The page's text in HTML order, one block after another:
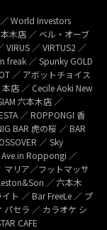
World Investors
本木店 ／ ベル・オーブ
／ VIRTUS2 ／
freak ／ Spunky GOLD
／ アボットチョイス
店 ／ Cecile Aoki New
六本木店 ／
／ ROPPONGI 香
BAR 虎の桜 ／ BAR
／ Sky
Roppongi ／
マリア／フットマッサ
／ 六本木
ト ／ Bar FreeLe ／ プ
パセラ ／ カラオケ シ
CAFE